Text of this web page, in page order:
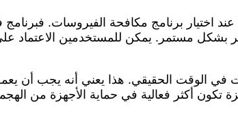
عند اختيار برنامج مكافحة الفيروسات.
في الوقت الحقيقي. هذا يعني أنه يجب أن
تكون أكثر فعالية في حماية الأجهزة من